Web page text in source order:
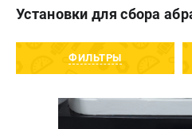
САНКТ-ПЕТЕРБУРГ
Установки для сбора
ФИЛЬТРЫ